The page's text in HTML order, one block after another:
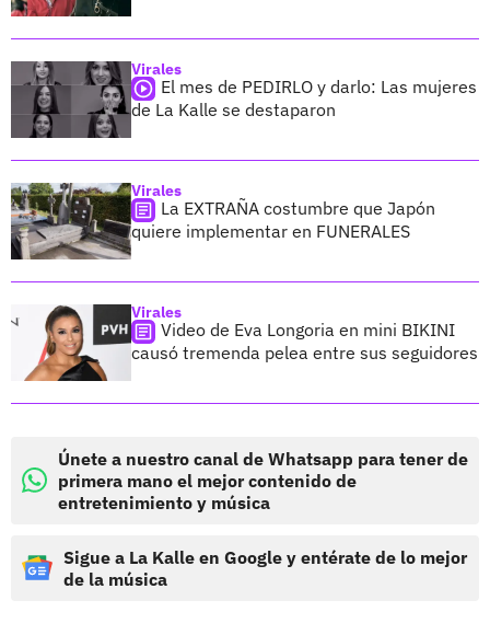
Virales
El mes de PEDIRLO y darlo: Las mujeres
de La Kalle se destaparon
Virales
La EXTRAÑA costumbre que Japón
quiere implementar en FUNERALES
Virales
Video de Eva Longoria en mini BIKINI
causó tremenda pelea entre sus seguidores
Únete a nuestro canal de Whatsapp para tener de
primera mano el mejor contenido de
entretenimiento y música
Sigue a La Kalle en Google y entérate de lo mejor
de la música